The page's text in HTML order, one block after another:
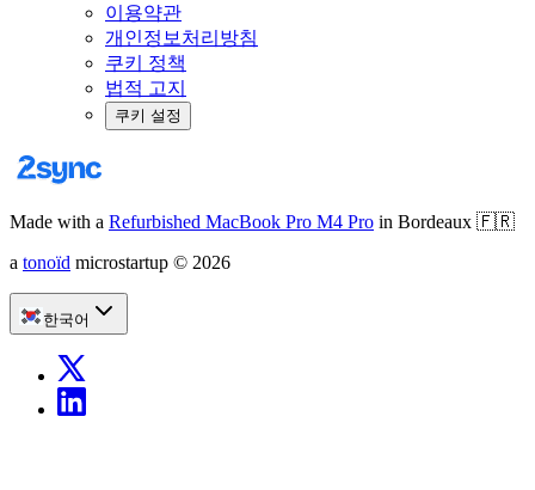
이용약관
개인정보처리방침
쿠키 정책
법적 고지
쿠키 설정
Made with a Refurbished MacBook Pro M4 Pro in Bordeaux 🇫🇷
a tonoïd microstartup © 2026
한국어